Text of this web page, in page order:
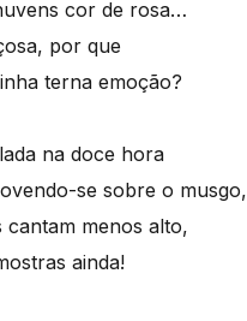
cor de rosa…
por que
terna emoção?
na doce hora
se sobre o musgo,
cantam menos alto,
ainda!